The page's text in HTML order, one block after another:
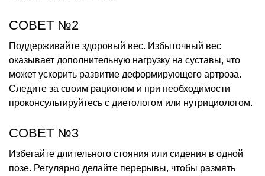
СОВЕТ №2
Поддерживайте здоровый вес. Избыточный вес
оказывает дополнительную нагрузку на суставы, что
может ускорить развитие деформирующего артроза.
Следите за своим рационом и при необходимости
проконсультируйтесь с диетологом или нутрициологом.
СОВЕТ №3
Избегайте длительного стояния или сидения в одной
позе. Регулярно делайте перерывы, чтобы размять